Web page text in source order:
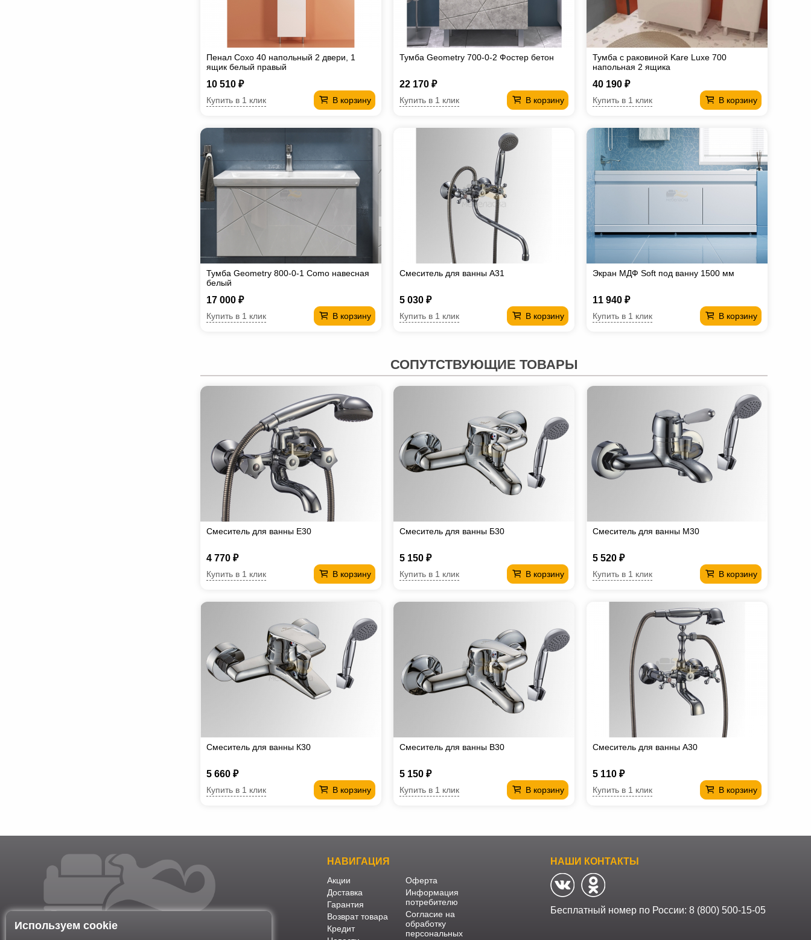
Пенал Сохо 40 напольный 2 двери, 1
ящик белый правый
10 510 ₽
В корзину
Купить в 1 клик
Тумба Geometry 700-0-2 Фостер бетон
22 170 ₽
В корзину
Купить в 1 клик
Тумба с раковиной Kare Luxe 700
напольная 2 ящика
40 190 ₽
В корзину
Купить в 1 клик
Тумба Geometry 800-0-1 Como навесная
белый
17 000 ₽
В корзину
Купить в 1 клик
Смеситель для ванны А31
5 030 ₽
В корзину
Купить в 1 клик
Экран МДФ Soft под ванну 1500 мм
11 940 ₽
В корзину
Купить в 1 клик
СОПУТСТВУЮЩИЕ ТОВАРЫ
Смеситель для ванны Е30
4 770 ₽
В корзину
Купить в 1 клик
Смеситель для ванны Б30
5 150 ₽
В корзину
Купить в 1 клик
Смеситель для ванны М30
5 520 ₽
В корзину
Купить в 1 клик
Смеситель для ванны К30
5 660 ₽
В корзину
Купить в 1 клик
Смеситель для ванны В30
5 150 ₽
В корзину
Купить в 1 клик
Смеситель для ванны А30
5 110 ₽
В корзину
Купить в 1 клик
НАВИГАЦИЯ
Акции
Доставка
Гарантия
Возврат товара
Кредит
Оферта
Информация
потребителю
Согласие на
обработку
персональных
НАШИ КОНТАКТЫ
Бесплатный номер по России: 8 (800) 500-15-05
Используем cookie